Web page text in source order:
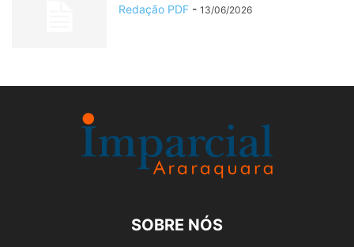
Redação PDF - 13/06/2026
SOBRE NÓS